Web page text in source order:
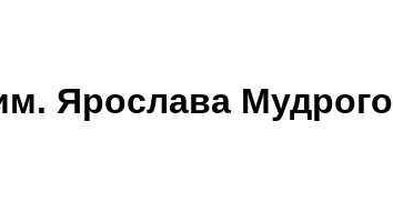
Ярослава Мудрого